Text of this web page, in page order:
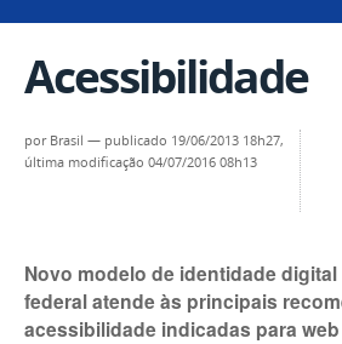
Acessibilidade
por Brasil — publicado 19/06/2013 18h27,
última modificação 04/07/2016 08h13
Novo modelo de identidade
federal atende às principais
acessibilidade indicadas para web